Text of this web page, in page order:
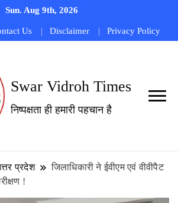
Sun. Aug 9th, 2026
Us Disclaimer Privacy Policy
Swar Vidroh Times
निष्पक्षता ही हमारी पहचान है
प्रदेश
जिलाधिकारी ने ईवीएम एवं वीवीपैट
!